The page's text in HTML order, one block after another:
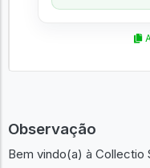
Observação
Bem vindo(a) à Collectio